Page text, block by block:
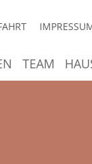
TEAM